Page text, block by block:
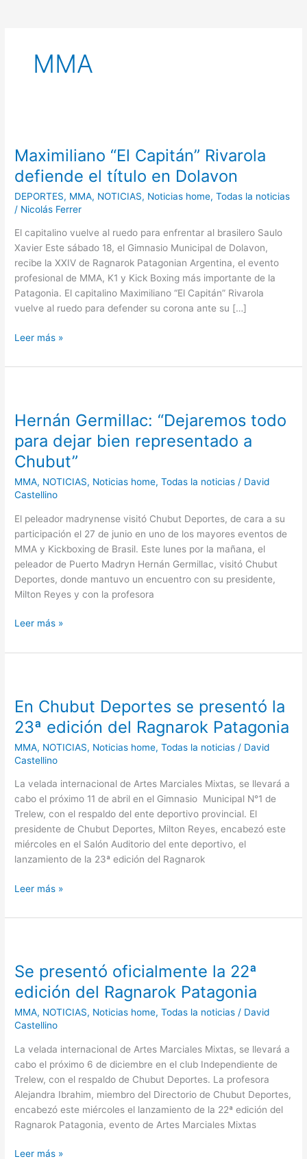
MMA
Maximiliano “El Capitán” Rivarola
defiende el título en Dolavon
DEPORTES, MMA, NOTICIAS, Noticias home,Todas la noticias
/ Nicolás Ferrer
El capitalino vuelve al ruedo para enfrentar al brasilero Saulo
Xavier Este sábado 18, el Gimnasio Municipal de Dolavon,
recibe la XXIV de Ragnarok Patagonian Argentina, el evento
profesional de MMA, K1 y Kick Boxing más importante de la
Patagonia. El capitalino Maximiliano “El Capitán” Rivarola
vuelve al ruedo para defender su corona ante su […]
Capitán”
Rivarola
defiende
el
título
en
Dolavon
Leer más »
Hernán Germillac: “Dejaremos todo
para dejar bien representado a
Chubut”
MMA, NOTICIAS, Noticias home,Todas la noticias / David
Castellino
El peleador madrynense visitó Chubut Deportes, de cara a su
participación el 27 de junio en uno de los mayores eventos de
MMA y Kickboxing de Brasil. Este lunes por la mañana, el
peleador de Puerto Madryn Hernán Germillac, visitó Chubut
Deportes, donde mantuvo un encuentro con su presidente,
Milton Reyes y con la profesora
“Dejaremos
para
dejar
bien
representado
Chubut”
Leer más »
En Chubut Deportes se presentó la
23ª edición del Ragnarok Patagonia
MMA, NOTICIAS, Noticias home,Todas la noticias / David
Castellino
La velada internacional de Artes Marciales Mixtas, se llevará a
cabo el próximo 11 de abril en el Gimnasio Municipal N°1 de
Trelew, con el respaldo del ente deportivo provincial. El
presidente de Chubut Deportes, Milton Reyes, encabezó este
miércoles en el Salón Auditorio del ente deportivo, el
lanzamiento de la 23ª edición del Ragnarok
Deportes
se
presentó
la
23ª
edición
del
Ragnarok
Patagonia
Leer más »
Se presentó oficialmente la 22ª
edición del Ragnarok Patagonia
MMA, NOTICIAS, Noticias home,Todas la noticias / David
Castellino
La velada internacional de Artes Marciales Mixtas, se llevará a
cabo el próximo 6 de diciembre en el club Independiente de
Trelew, con el respaldo de Chubut Deportes. La profesora
Alejandra Ibrahim, miembro del Directorio de Chubut Deportes,
encabezó este miércoles el lanzamiento de la 22ª edición del
Ragnarok Patagonia, evento de Artes Marciales Mixtas
oficialmente
22ª
edición
del
Ragnarok
Patagonia
Leer más »